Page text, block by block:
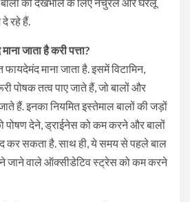
दे रहे हैं.
जाता है करी पत्ता?
फायदेमंद माना जाता है. इसमें विटामिन,
पोषक तत्व पाए जाते हैं, जो बालों और
हैं. इनका नियमित इस्तेमाल बालों की जड़ों
पोषण देने, ड्राईनेस को कम करने और बालों
कर सकता है. साथ ही, ये समय से पहले बाल
जाने वाले ऑक्सीडेटिव स्ट्रेस को कम करने